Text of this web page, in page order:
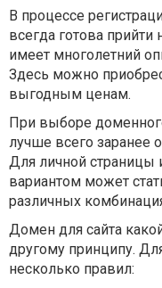
В процессе
всегда готова
имеет многолетний
Здесь можно
выгодным ценам.
При выборе
лучше всего заранее
Для личной страницы
вариантом может
различных
Домен для сайта
другому принципу.
несколько правил: